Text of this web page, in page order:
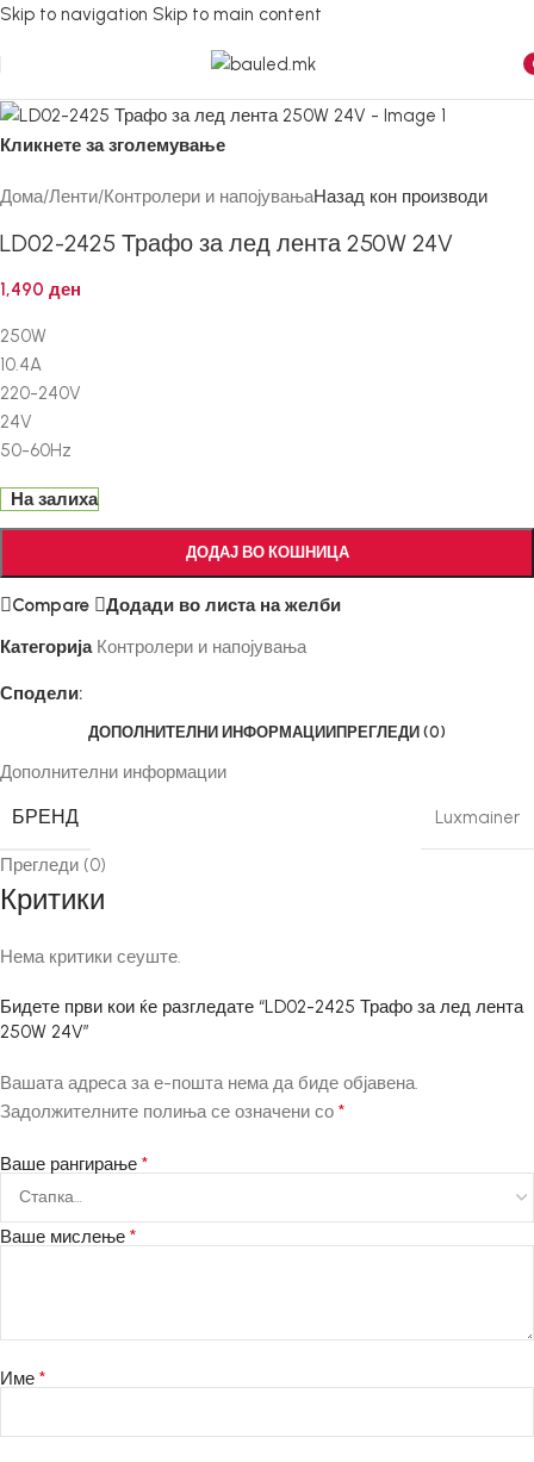
Skip to navigation Skip to main content
Кликнете за зголемување
Дома/Ленти/Контролери и напојувањаНазад кон производи
LD02-2425 Трафо за лед лента 250W 24V
1,490 ден
250W
10.4A
220-240V
24V
50-60Hz
На залиха
ДОДАЈ ВО КОШНИЦА
Compare
Додади во листа на желби
Категорија Контролери и напојувања
Сподели:
ДОПОЛНИТЕЛНИ ИНФОРМАЦИИ ПРЕГЛЕДИ (0)
Дополнителни информации
БРЕНД Luxmainer
Прегледи (0)
Критики
Нема критики сеуште.
Бидете први кои ќе разгледате “LD02-2425 Трафо за лед лента
250W 24V”
Вашата адреса за е-пошта нема да биде објавена.
Задолжителните полиња се означени со *
Ваше рангирање *
Ваше мислење *
Име *